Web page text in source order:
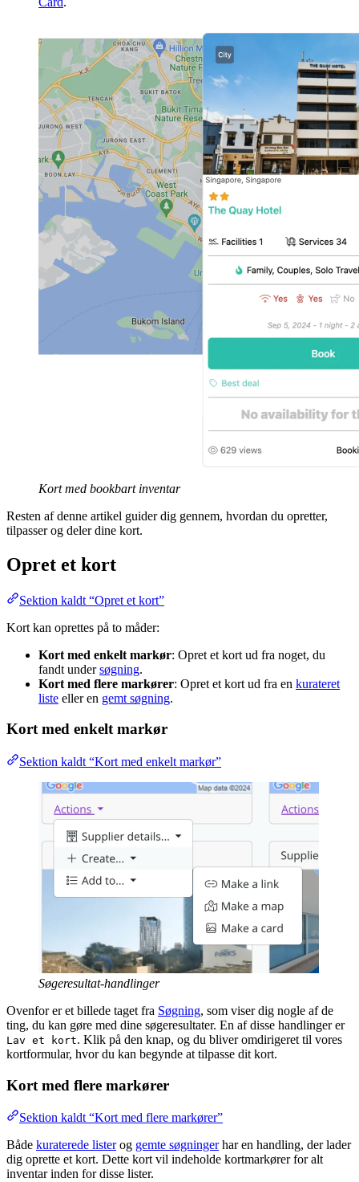
Kort med bookbart inventar
Resten af denne artikel guider dig gennem, hvordan du opretter,
tilpasser og deler dine kort.
Opret et kort
Sektion kaldt “Opret et kort”
Kort kan oprettes på to måder:
Kort med enkelt markør: Opret et kort ud fra noget, du
fandt undersøgning.
Kort med flere markører: Opret et kort ud fra en kurateret
liste eller en gemt søgning.
Kort med enkelt markør
Sektion kaldt “Kort med enkelt markør”
Søgeresultat-handlinger
Ovenfor er et billede taget fra Søgning, som viser dig nogle af de
ting, du kan gøre med dine søgeresultater. En af disse handlinger er
Lav et kort. Klik på den knap, og du bliver omdirigeret til vores
kortformular, hvor du kan begynde at tilpasse dit kort.
Kort med flere markører
Sektion kaldt “Kort med flere markører”
Både kuraterede listerog gemte søgningerhar en handling, der lader
dig oprette et kort. Dette kort vil indeholde kortmarkører for alt
inventar inden for disse lister.